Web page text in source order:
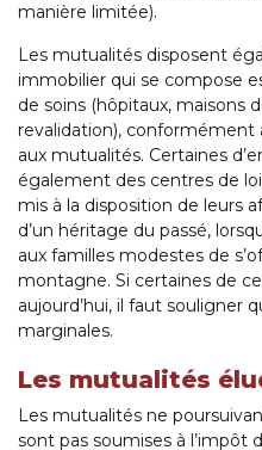
manière limitée).
Les mutualités disposent
immobilier qui se compose
de soins (hôpitaux, maisons
revalidation), conformément
aux mutualités. Certaines
également des centres de
mis à la disposition de leurs
d’un héritage du passé,
aux familles modestes de
montagne. Si certaines de
aujourd’hui, il faut souligner
marginales.
Les mutualités
Les mutualités ne
sont pas soumises à l’impôt